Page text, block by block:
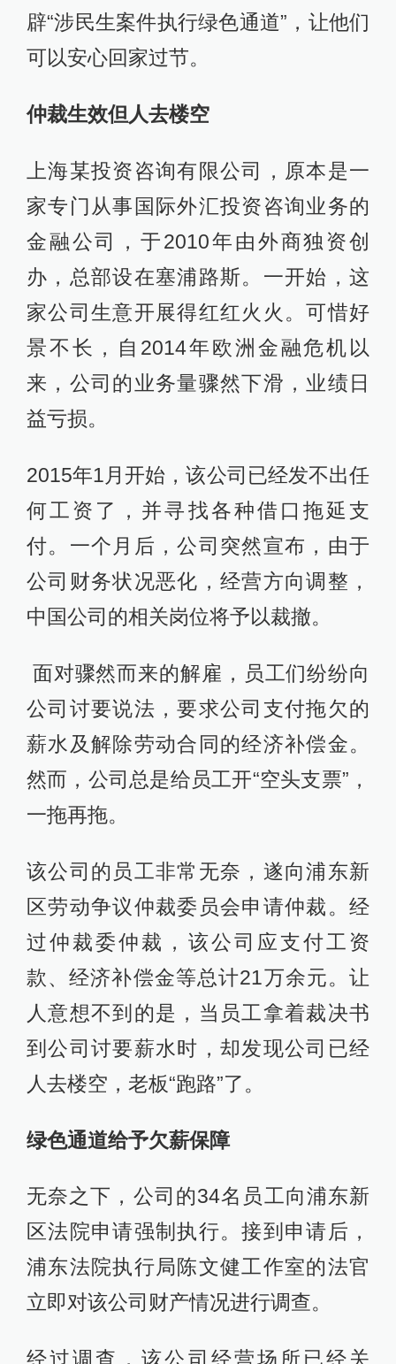
辟“涉民生案件执行绿色通道”，让他们
可以安心回家过节。
仲裁生效但人去楼空
上海某投资咨询有限公司，原本是一
家专门从事国际外汇投资咨询业务的
金融公司，于2010年由外商独资创
办，总部设在塞浦路斯。一开始，这
家公司生意开展得红红火火。可惜好
景不长，自2014年欧洲金融危机以
来，公司的业务量骤然下滑，业绩日
益亏损。
2015年1月开始，该公司已经发不出任
何工资了，并寻找各种借口拖延支
付。一个月后，公司突然宣布，由于
公司财务状况恶化，经营方向调整，
中国公司的相关岗位将予以裁撤。
面对骤然而来的解雇，员工们纷纷向
公司讨要说法，要求公司支付拖欠的
薪水及解除劳动合同的经济补偿金。
然而，公司总是给员工开“空头支票”，
一拖再拖。
该公司的员工非常无奈，遂向浦东新
区劳动争议仲裁委员会申请仲裁。经
过仲裁委仲裁，该公司应支付工资
款、经济补偿金等总计21万余元。让
人意想不到的是，当员工拿着裁决书
到公司讨要薪水时，却发现公司已经
人去楼空，老板“跑路”了。
绿色通道给予欠薪保障
无奈之下，公司的34名员工向浦东新
区法院申请强制执行。接到申请后，
浦东法院执行局陈文健工作室的法官
立即对该公司财产情况进行调查。
经过调查，该公司经营场所已经关